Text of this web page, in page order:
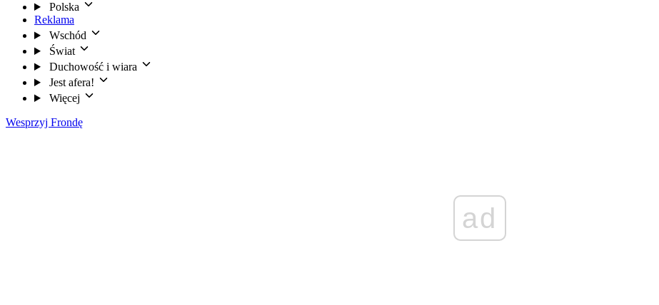
Polska
Reklama
Wschód
Świat
Duchowość i wiara
Jest afera!
Więcej
Wesprzyj Frondę
ad